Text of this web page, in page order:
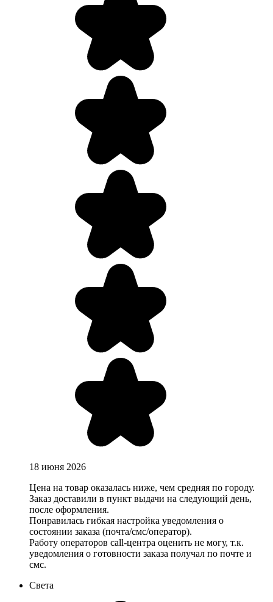
18 июня 2026
Цена на товар оказалась ниже, чем средняя по городу.
Заказ доставили в пункт выдачи на следующий день,
после оформления.
Понравилась гибкая настройка уведомления о
состоянии заказа (почта/смс/оператор).
Работу операторов call-центра оценить не могу, т.к.
уведомления о готовности заказа получал по почте и
смс.
Света